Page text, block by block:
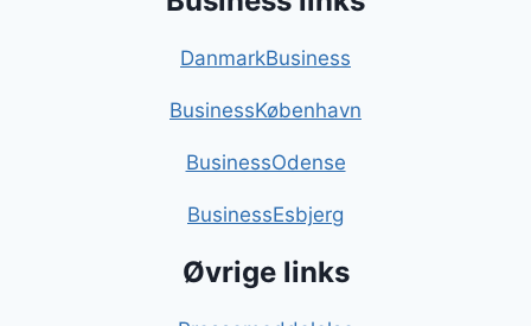
DanmarkBusiness
BusinessKøbenhavn
BusinessOdense
BusinessEsbjerg
Øvrige links